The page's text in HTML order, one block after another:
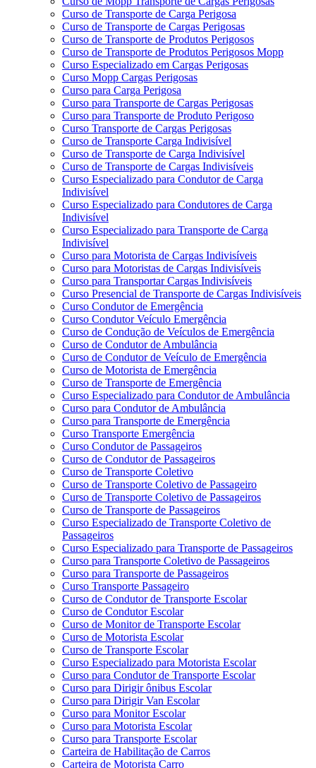
Curso de Transporte de Carga Perigosa
Curso de Transporte de Cargas Perigosas
Curso de Transporte de Produtos Perigosos
Curso de Transporte de Produtos Perigosos Mopp
Curso Especializado em Cargas Perigosas
Curso Mopp Cargas Perigosas
Curso para Carga Perigosa
Curso para Transporte de Cargas Perigosas
Curso para Transporte de Produto Perigoso
Curso Transporte de Cargas Perigosas
Curso de Transporte Carga Indivisível
Curso de Transporte de Carga Indivisível
Curso de Transporte de Cargas Indivisíveis
Curso Especializado para Condutor de Carga
Indivisível
Curso Especializado para Condutores de Carga
Indivisível
Curso Especializado para Transporte de Carga
Indivisível
Curso para Motorista de Cargas Indivisíveis
Curso para Motoristas de Cargas Indivisíveis
Curso para Transportar Cargas Indivisíveis
Curso Presencial de Transporte de Cargas Indivisíveis
Curso Condutor de Emergência
Curso Condutor Veículo Emergência
Curso de Condução de Veículos de Emergência
Curso de Condutor de Ambulância
Curso de Condutor de Veículo de Emergência
Curso de Motorista de Emergência
Curso de Transporte de Emergência
Curso Especializado para Condutor de Ambulância
Curso para Condutor de Ambulância
Curso para Transporte de Emergência
Curso Transporte Emergência
Curso Condutor de Passageiros
Curso de Condutor de Passageiros
Curso de Transporte Coletivo
Curso de Transporte Coletivo de Passageiro
Curso de Transporte Coletivo de Passageiros
Curso de Transporte de Passageiros
Curso Especializado de Transporte Coletivo de
Passageiros
Curso Especializado para Transporte de Passageiros
Curso para Transporte Coletivo de Passageiros
Curso para Transporte de Passageiros
Curso Transporte Passageiro
Curso de Condutor de Transporte Escolar
Curso de Condutor Escolar
Curso de Monitor de Transporte Escolar
Curso de Motorista Escolar
Curso de Transporte Escolar
Curso Especializado para Motorista Escolar
Curso para Condutor de Transporte Escolar
Curso para Dirigir ônibus Escolar
Curso para Dirigir Van Escolar
Curso para Monitor Escolar
Curso para Motorista Escolar
Curso para Transporte Escolar
Carteira de Habilitação de Carros
Carteira de Motorista Carro